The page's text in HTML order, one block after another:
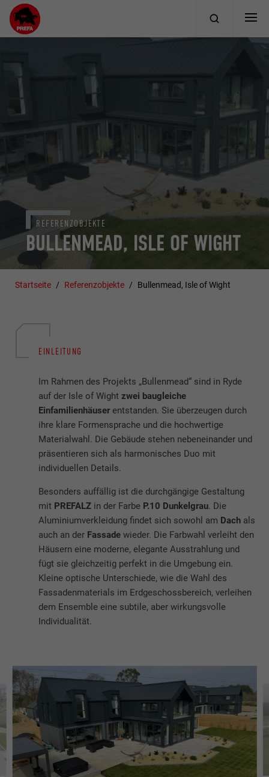
BULLENMEAD, ISLE OF WIGHT
REFERENZOBJEKTE
Startseite Referenzobjekte Bullenmead, Isle of Wight
EINLEITUNG
Im Rahmen des Projekts „Bullenmead“ sind in Ryde
auf der Isle of Wightzwei baugleiche
Einfamilienhäuser entstanden. Sie überzeugen durch
ihre klare Formensprache und die hochwertige
Materialwahl. Die Gebäude stehen nebeneinander und
präsentieren sich als harmonisches Duo mit
individuellen Details.
Besonders auffällig ist die durchgängige Gestaltung
mit PREFALZ in der Farbe P.10 Dunkelgrau. Die
Aluminiumverkleidung findet sich sowohl am Dach als
auch an der Fassadewieder. Die Farbwahl verleiht den
Häusern eine moderne, elegante Ausstrahlung und
fügt sie gleichzeitig perfekt in die Umgebung ein.
Kleine optische Unterschiede, wie die Wahl des
Fassadenmaterials im Erdgeschossbereich, verleihen
dem Ensemble eine subtile, aber wirkungsvolle
Individualität.